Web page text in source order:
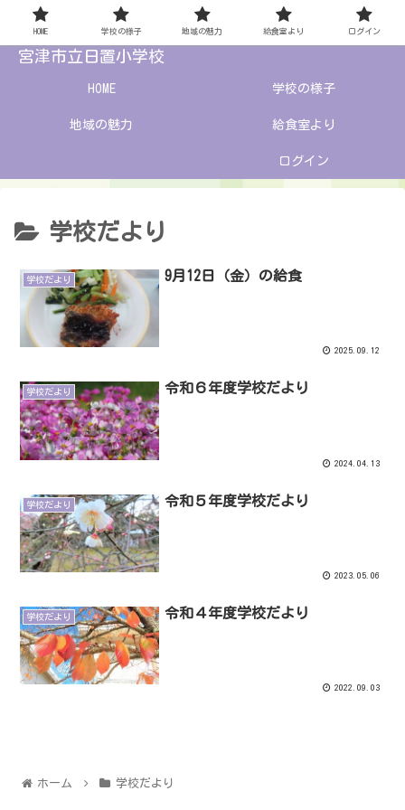
宮津市立日置小学校
HOME 学校の様子
地域の魅力 給食室より
ログイン
学校だより
学校だより 9月12日（金）の給食
2025.09.12
学校だより 令和６年度学校だより
2024.04.13
学校だより 令和５年度学校だより
2023.05.06
学校だより 令和４年度学校だより
2022.09.03
ホーム 学校だより
HOME 学校の様子 地域の魅力 給食室より ログイン